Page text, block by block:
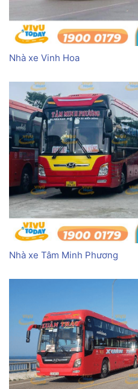
Nhà xe Vinh Hoa
Nhà xe Tâm Minh Phương